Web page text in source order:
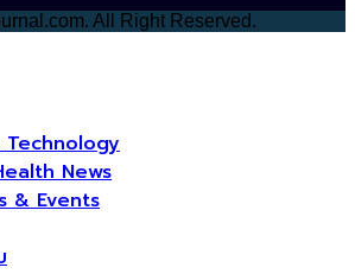
All Right Reserved.
Technology
News
& Events